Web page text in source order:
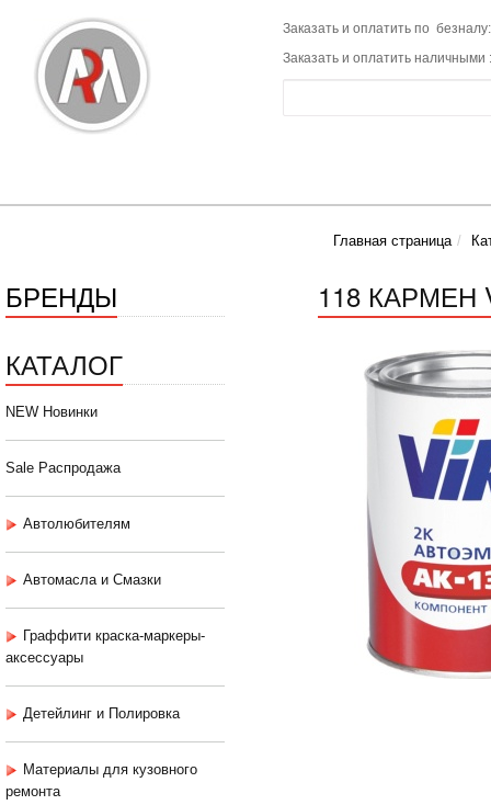
Заказать и оплатить по
Заказать и оплатить наличными
Главная страница
БРЕНДЫ
КАТАЛОГ
NEW Новинки
Sale Распродажа
Автолюбителям
Автомасла и Смазки
Граффити краска-маркеры-
аксессуары
Детейлинг и Полировка
Материалы для кузовного
ремонта
118 КАРМЕН